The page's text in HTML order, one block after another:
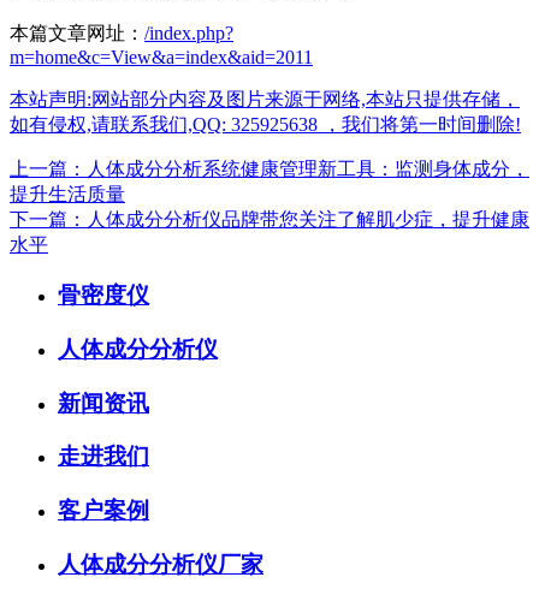
本篇文章网址： /index.php?
m=home&c=View&a=index&aid=2011
本站声明:网站部分内容及图片来源于网络,本站只提供存储，
如有侵权,请联系我们,QQ: 325925638 ，我们将第一时间删除!
上一篇：人体成分分析系统健康管理新工具：监测身体成分，
提升生活质量
下一篇：人体成分分析仪品牌带您关注了解肌少症，提升健康
水平
骨密度仪
人体成分分析仪
新闻资讯
走进我们
客户案例
人体成分分析仪厂家